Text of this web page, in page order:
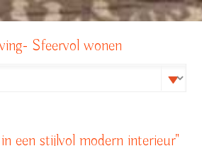
Sfeervol wonen
een stijlvol modern interieur"